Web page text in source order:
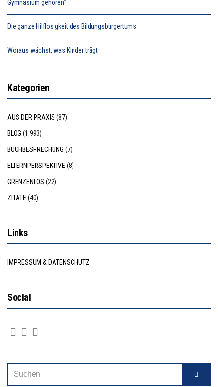
Gymnasium gehören”
Die ganze Hilflosigkeit des Bildungsbürgertums
Woraus wächst, was Kinder trägt
Kategorien
AUS DER PRAXIS (87)
BLOG (1.993)
BUCHBESPRECHUNG (7)
ELTERNPERSPEKTIVE(8)
GRENZENLOS (22)
ZITATE(40)
Links
IMPRESSUM & DATENSCHUTZ
Social